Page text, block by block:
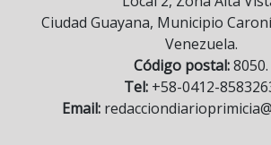
Ciudad Guayana, Municipio
Venezuela.
Código postal:8050.
Tel:+58-0412-
Email: